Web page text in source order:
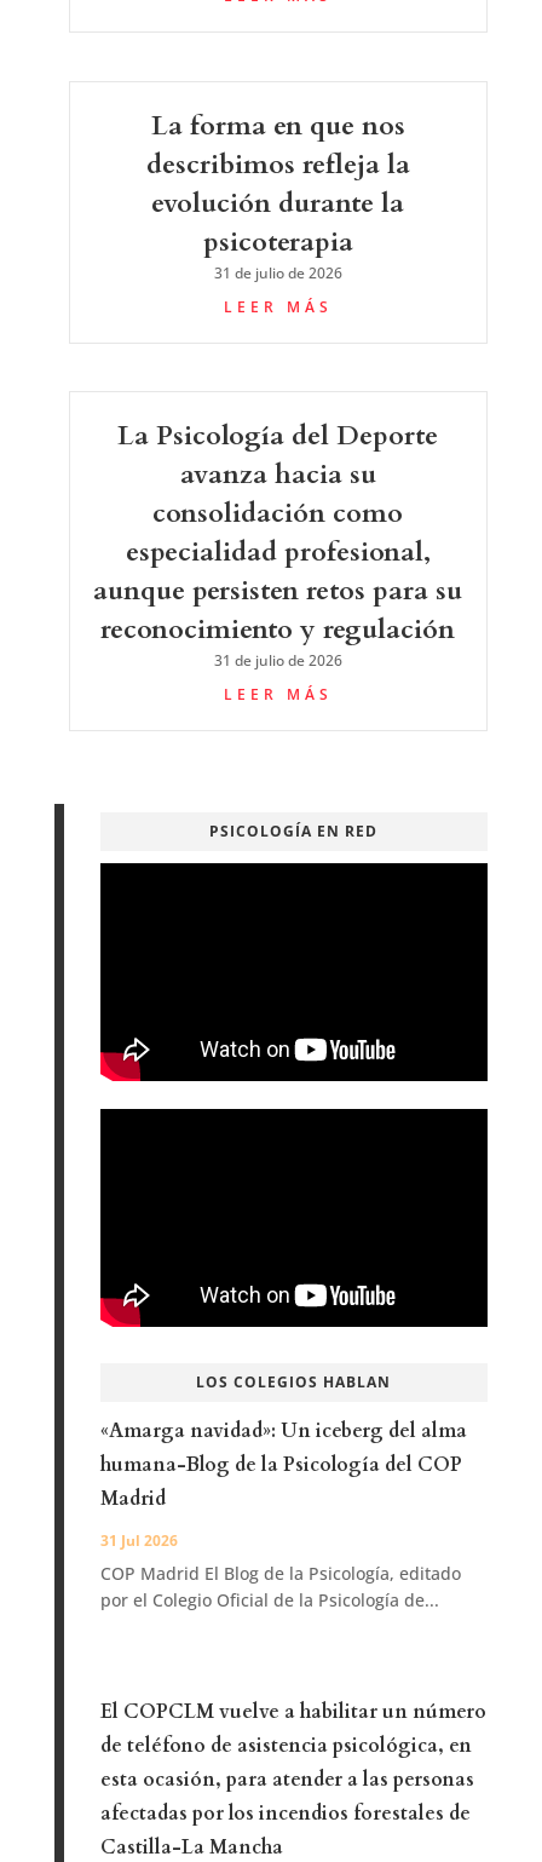
La forma en que nos
describimos refleja la
evolución durante la
psicoterapia
31 de julio de 2026
LEER MÁS
La Psicología del Deporte
avanza hacia su
consolidación como
especialidad profesional,
aunque persisten retos para su
reconocimiento y regulación
31 de julio de 2026
LEER MÁS
PSICOLOGÍA EN RED
LOS COLEGIOS HABLAN
«Amarga navidad»: Un iceberg del alma
humana-Blog de la Psicología del COP
Madrid
31 Jul 2026
COP Madrid El Blog de la Psicología, editado
por el Colegio Oficial de la Psicología de...
El COPCLM vuelve a habilitar un número
de teléfono de asistencia psicológica, en
esta ocasión, para atender a las personas
afectadas por los incendios forestales de
Castilla-La Mancha